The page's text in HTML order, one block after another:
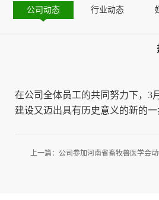
公司动态 行业动态
在公司全体员工的共同努力下，3
建设又迈出具有历史意义的新的
上一篇： 公司参加河南省畜牧兽医学会